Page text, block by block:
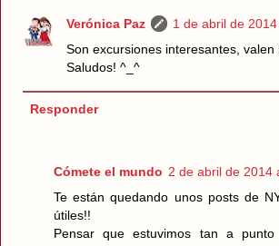
Verónica Paz
1 de abril de
Son excursiones interesantes, valen
Saludos! ^_^
Responder
Cómete el mundo 2 de abril de 2014
Te están quedando unos posts de
útiles!!
Pensar que estuvimos tan a